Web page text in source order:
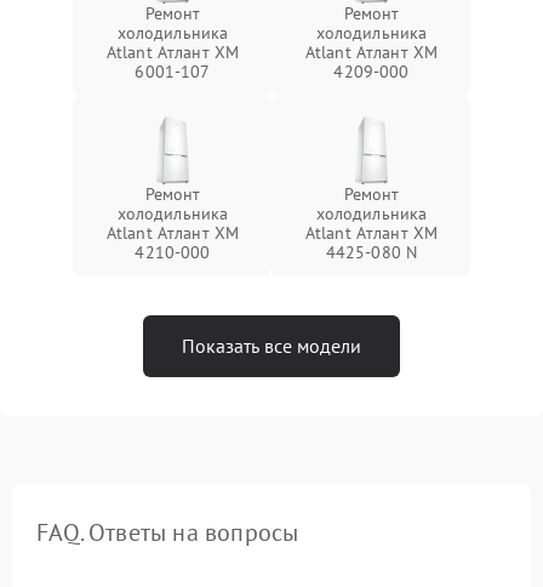
Ремонт
холодильника
Atlant Атлант ХМ
6001-107
Ремонт
холодильника
Atlant Атлант ХМ
4209-000
Ремонт
холодильника
Atlant Атлант ХМ
4210-000
Ремонт
холодильника
Atlant Атлант ХМ
4425-080 N
Показать все модели
FAQ. Ответы на вопросы